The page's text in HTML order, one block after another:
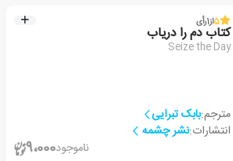
5از1رأی
کتاب دم را دریاب
Seize the Day
مترجم:بابک تبرایی
انتشارات:نشر چشمه
ناموجود9،000